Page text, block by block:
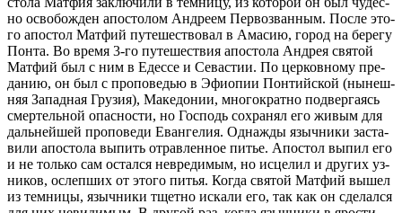
но осво­бож­ден апо­сто­лом Ан­дре­ем Пер­во­зван­ным. По­сле это­
го апо­стол Мат­фий пу­те­ше­ство­вал в Ама­сию, го­род на бе­ре­гу
Пон­та. Во вре­мя 3-го пу­те­ше­ствия апо­сто­ла Ан­дрея свя­той
Мат­фий был с ним в Едес­се и Се­ва­стии. По цер­ков­но­му пре­
да­нию, он был с про­по­ве­дью в Эфи­о­пии Пон­тий­ской (ны­неш­
няя За­пад­ная Гру­зия), Ма­ке­до­нии, мно­го­крат­но под­вер­га­ясь
смер­тель­ной опас­но­сти, но Гос­подь со­хра­нял его жи­вым для
даль­ней­шей про­по­ве­ди Еван­ге­лия. Од­на­жды языч­ни­ки за­ста­
ви­ли апо­сто­ла вы­пить отрав­лен­ное пи­тье. Апо­стол вы­пил его
и не толь­ко сам остал­ся невре­ди­мым, но ис­це­лил и дру­гих уз­
ни­ков, ослеп­ших от это­го пи­тья. Ко­гда свя­той Мат­фий вы­шел
из тем­ни­цы, языч­ни­ки тщет­но ис­ка­ли его, так как он сде­лал­ся